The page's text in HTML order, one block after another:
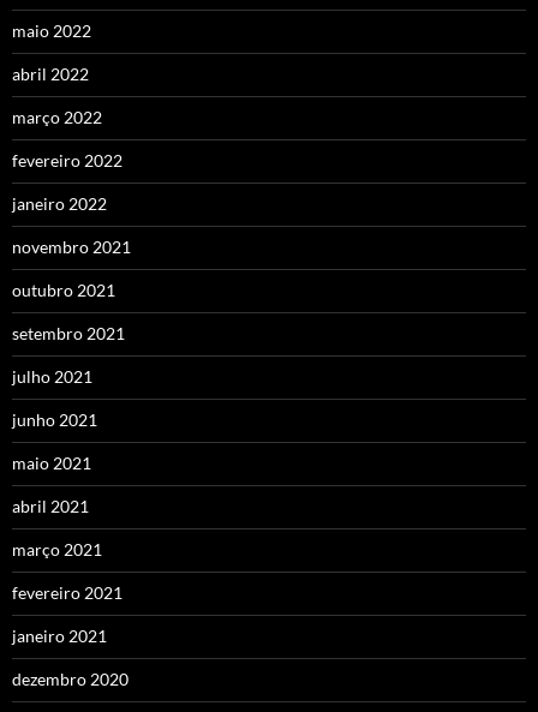
maio 2022
abril 2022
março 2022
fevereiro 2022
janeiro 2022
novembro 2021
outubro 2021
setembro 2021
julho 2021
junho 2021
maio 2021
abril 2021
março 2021
fevereiro 2021
janeiro 2021
dezembro 2020